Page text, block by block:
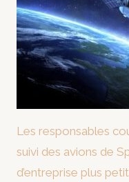
Les responsables
suivi des avions de
d’entreprise plus